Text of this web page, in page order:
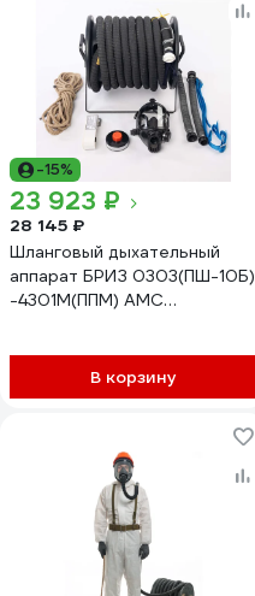
-15%
23 923 ₽
28 145 ₽
Шланговый дыхательный
аппарат БРИЗ 0303(ПШ-10Б)
-4301М(ППМ) АМС
В корзину